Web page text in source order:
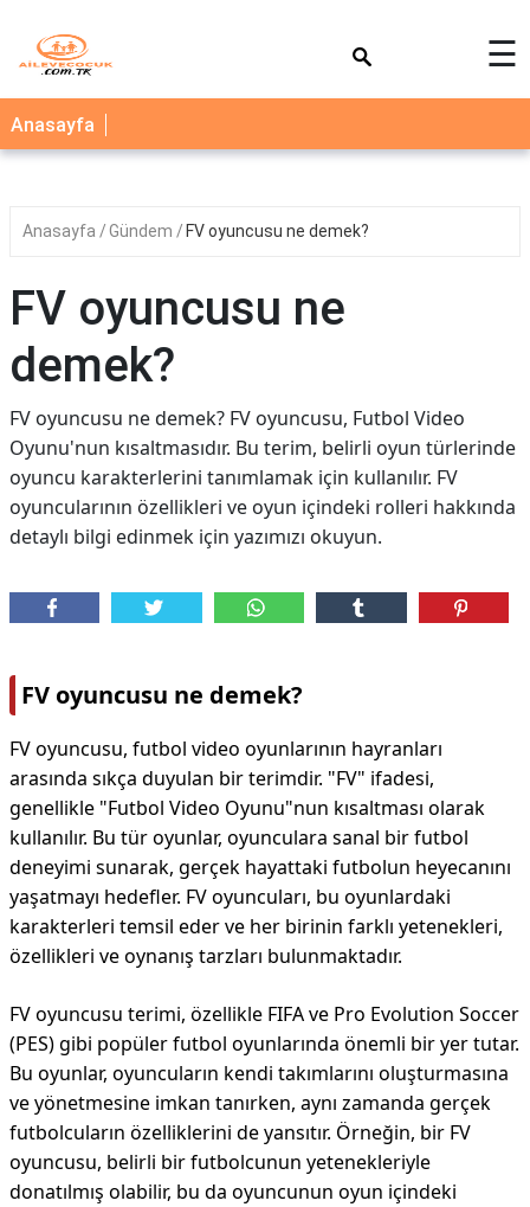
AİLE
ÇOCUK
SAĞLIK
BLOG
FAYDALI
YEMEK
TARİFLERİ
☰
Anasayfa
Anasayfa Gündem FV oyuncusu ne demek?
FV oyuncusu ne
demek?
FV oyuncusu ne demek? FV oyuncusu, Futbol Video
Oyunu'nun kısaltmasıdır. Bu terim, belirli oyun türlerinde
oyuncu karakterlerini tanımlamak için kullanılır. FV
oyuncularının özellikleri ve oyun içindeki rolleri hakkında
detaylı bilgi edinmek için yazımızı okuyun.
FV oyuncusu ne demek?
FV oyuncusu, futbol video oyunlarının hayranları
arasında sıkça duyulan bir terimdir. "FV" ifadesi,
genellikle "Futbol Video Oyunu"nun kısaltması olarak
kullanılır. Bu tür oyunlar, oyunculara sanal bir futbol
deneyimi sunarak, gerçek hayattaki futbolun heyecanını
yaşatmayı hedefler. FV oyuncuları, bu oyunlardaki
karakterleri temsil eder ve her birinin farklı yetenekleri,
özellikleri ve oynanış tarzları bulunmaktadır.
FV oyuncusu terimi, özellikle FIFA ve Pro Evolution Soccer
(PES) gibi popüler futbol oyunlarında önemli bir yer tutar.
Bu oyunlar, oyuncuların kendi takımlarını oluşturmasına
ve yönetmesine imkan tanırken, aynı zamanda gerçek
futbolcuların özelliklerini de yansıtır. Örneğin, bir FV
oyuncusu, belirli bir futbolcunun yetenekleriyle
donatılmış olabilir, bu da oyuncunun oyun içindeki